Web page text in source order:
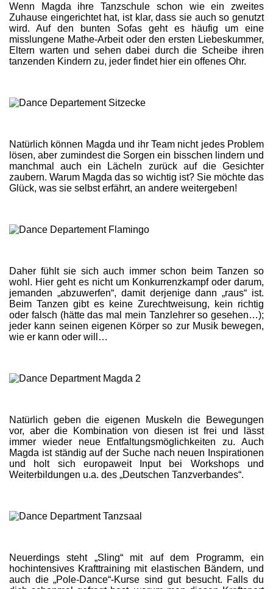
Wenn Magda ihre Tanzschule schon wie ein zweites
Zuhause eingerichtet hat, ist klar, dass sie auch so genutzt
wird. Auf den bunten Sofas geht es häufig um eine
misslungene Mathe-Arbeit oder den ersten Liebeskummer,
Eltern warten und sehen dabei durch die Scheibe ihren
tanzenden Kindern zu, jeder findet hier ein offenes Ohr.
Natürlich können Magda und ihr Team nicht jedes Problem
lösen, aber zumindest die Sorgen ein bisschen lindern und
manchmal auch ein Lächeln zurück auf die Gesichter
zaubern. Warum Magda das so wichtig ist? Sie möchte das
Glück, was sie selbst erfährt, an andere weitergeben!
Daher fühlt sie sich auch immer schon beim Tanzen so
wohl. Hier geht es nicht um Konkurrenzkampf oder darum,
jemanden „abzuwerfen“, damit derjenige dann „raus“ ist.
Beim Tanzen gibt es keine Zurechtweisung, kein richtig
oder falsch (hätte das mal mein Tanzlehrer so gesehen…);
jeder kann seinen eigenen Körper so zur Musik bewegen,
wie er kann oder will…
Natürlich geben die eigenen Muskeln die Bewegungen
vor, aber die Kombination von diesen ist frei und lässt
immer wieder neue Entfaltungsmöglichkeiten zu. Auch
Magda ist ständig auf der Suche nach neuen Inspirationen
und holt sich europaweit Input bei Workshops und
Weiterbildungen u.a. des „Deutschen Tanzverbandes“.
Neuerdings steht „Sling“ mit auf dem Programm, ein
hochintensives Krafttraining mit elastischen Bändern, und
auch die „Pole-Dance“-Kurse sind gut besucht. Falls du